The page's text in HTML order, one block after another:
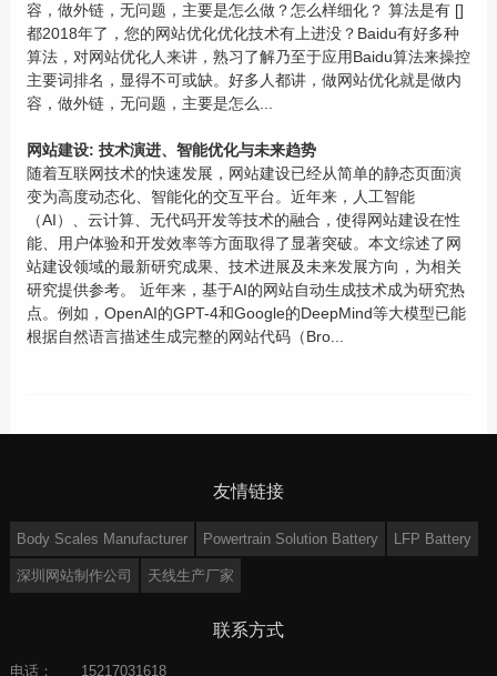
容，做外链，无问题，主要是怎么做？怎么样细化？ 算法是有 []
都2018年了，您的网站优化优化技术有上进没？Baidu有好多种
算法，对网站优化人来讲，熟习了解乃至于应用Baidu算法来操控
主要词排名，显得不可或缺。好多人都讲，做网站优化就是做内
容，做外链，无问题，主要是怎么...
网站建设: 技术演进、智能优化与未来趋势
随着互联网技术的快速发展，网站建设已经从简单的静态页面演
变为高度动态化、智能化的交互平台。近年来，人工智能
（AI）、云计算、无代码开发等技术的融合，使得网站建设在性
能、用户体验和开发效率等方面取得了显著突破。本文综述了网
站建设领域的最新研究成果、技术进展及未来发展方向，为相关
研究提供参考。 近年来，基于AI的网站自动生成技术成为研究热
点。例如，OpenAI的GPT-4和Google的DeepMind等大模型已能
根据自然语言描述生成完整的网站代码（Bro...
友情链接
Body Scales Manufacturer Powertrain Solution Battery LFP Battery
深圳网站制作公司 天线生产厂家
联系方式
电话： 15217031618